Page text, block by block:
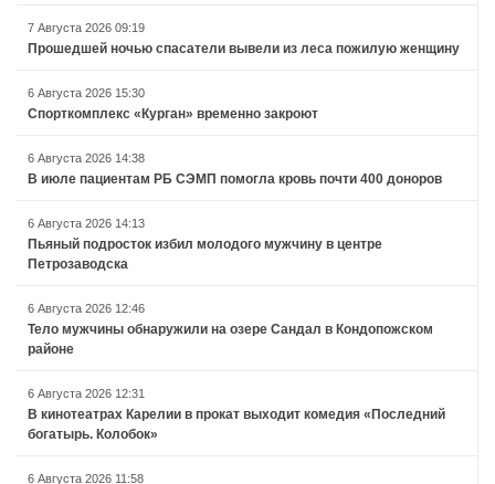
7 Августа 2026 09:19
Прошедшей ночью спасатели вывели из леса пожилую женщину
6 Августа 2026 15:30
Спорткомплекс «Курган» временно закроют
6 Августа 2026 14:38
В июле пациентам РБ СЭМП помогла кровь почти 400 доноров
6 Августа 2026 14:13
Пьяный подросток избил молодого мужчину в центре
Петрозаводска
6 Августа 2026 12:46
Тело мужчины обнаружили на озере Сандал в Кондопожском
районе
6 Августа 2026 12:31
В кинотеатрах Карелии в прокат выходит комедия «Последний
богатырь. Колобок»
6 Августа 2026 11:58